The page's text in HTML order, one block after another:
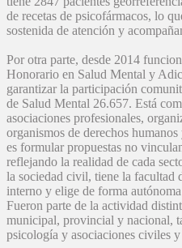
de recetas de psicofármacos, lo
sostenida de atención y
Por otra parte, desde 2014
Honorario en Salud Mental y
garantizar la participación
de Salud Mental 26.657. Está
asociaciones profesionales,
organismos de derechos
es formular propuestas no
reflejando la realidad de cada
la sociedad civil, tiene la facultad
interno y elige de forma
Fueron parte de la actividad
municipal, provincial y nacional,
psicología y asociaciones civiles